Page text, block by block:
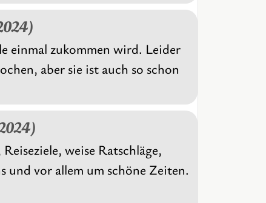
einmal zukommen wird. Leider
aber sie ist auch so schon
weise Ratschläge,
und vor allem um schöne Zeiten.